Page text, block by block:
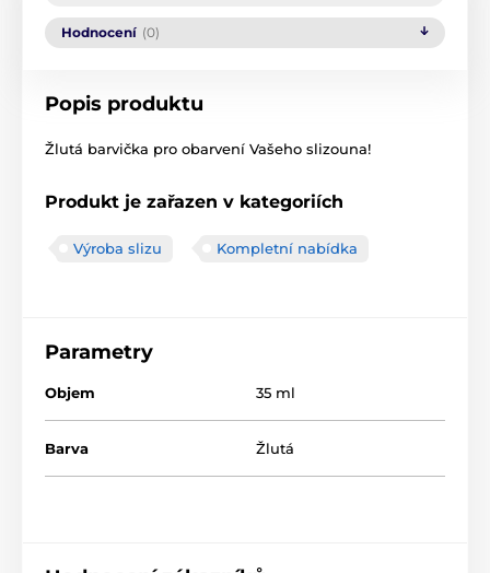
Hodnocení (0)
Popis produktu
Žlutá barvička pro obarvení Vašeho slizouna!
Produkt je zařazen v kategoriích
Výroba slizu Kompletní nabídka
Parametry
Objem 35 ml
Barva Žlutá